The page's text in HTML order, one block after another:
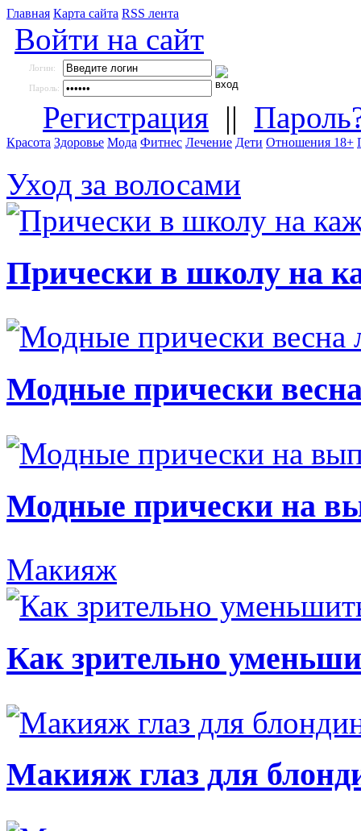
Главная Карта сайта RSS лента
Войти на сайт
Логин:
Пароль:
Регистрация ||
Красота Здоровье Мода Фитнес Лечение Дети Отношения 18+
Уход за волосами
Прически в школу на
Модные прически
Модные прически на
Макияж
Как зрительно
Макияж глаз для